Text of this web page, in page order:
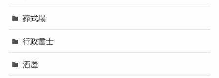
葬式場
行政書士
酒屋